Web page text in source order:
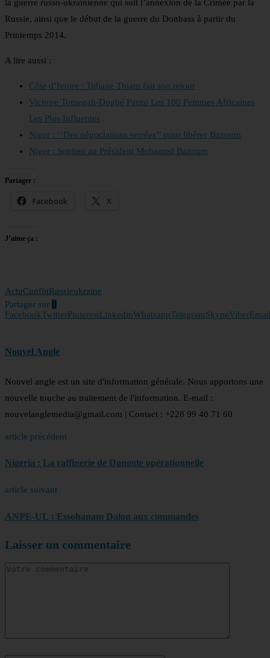
la guerre russo-ukrainienne qui suit l’annexion de la Crimée par la
Russie, ainsi que le début de la guerre du Donbass à partir du
Printemps 2014.
A lire aussi :
Côte d’Ivoire : Tidjane Thiam fait son retour
Victoire Tomegah-Dogbé Parmi Les 100 Femmes Africaines
Les Plus Influentes
Niger : ‘’Des négociations serrées’’ pour libérer Bazoum
Niger : Soutien au Président Mohamed Bazoum
Partager :
Facebook X
J’aime ça :
ActuConflitRussieukraine
Partager sur 0
FacebookTwitterPinterestLinkedinWhatsappTelegramSkypeViber
Nouvel Angle
Nouvel angle est un site d'information générale. Nous apportons une
nouvelle touche au traitement de l'information. E-mail :
nouvelanglemedia@gmail.com | Contact : +228 99 40 71 60
article précédent
Nigeria : La raffinerie de Dangote opérationnelle
article suivant
ANPE-UL : Essohanam Dalou aux commandes
Laisser un commentaire